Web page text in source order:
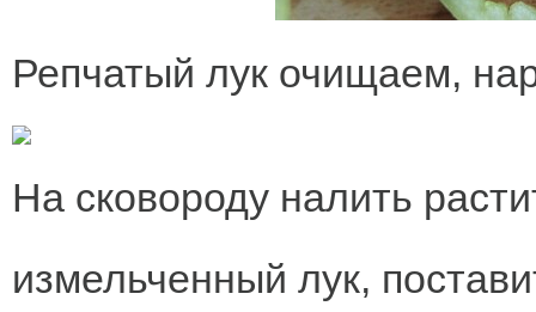
Репчатый лук очищаем,
На сковороду налить
измельченный лук,